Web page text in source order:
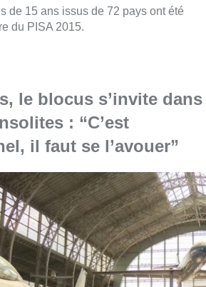
de 15 ans issus de 72 pays ont été
du PISA 2015.
le blocus s’invite dans
: “C’est
il faut se l’avouer”